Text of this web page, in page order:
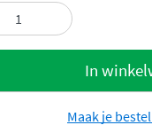
In
aan offerte
Maak je